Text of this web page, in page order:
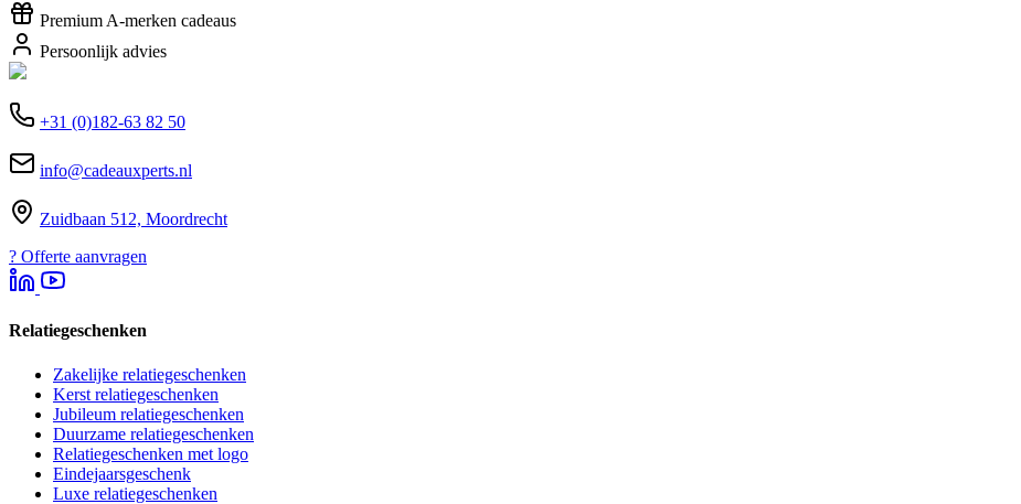
Premium A-merken cadeaus
Persoonlijk advies
+31 (0)182-63 82 50
info@cadeauxperts.nl
Zuidbaan 512, Moordrecht
? Offerte aanvragen
Relatiegeschenken
Zakelijke relatiegeschenken
Kerst relatiegeschenken
Jubileum relatiegeschenken
Duurzame relatiegeschenken
Relatiegeschenken met logo
Eindejaarsgeschenk
Luxe relatiegeschenken